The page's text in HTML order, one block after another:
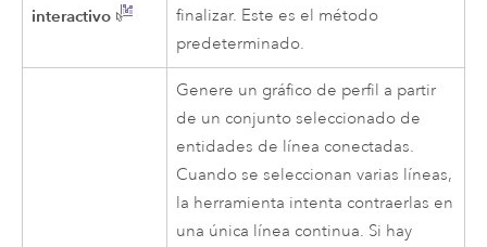
interactivo
finalizar. Este es el método
predeterminado.
Genere un gráfico de perfil a partir
de un conjunto seleccionado de
entidades de línea conectadas.
Cuando se seleccionan varias líneas,
la herramienta intenta contraerlas en
una única línea continua. Si hay